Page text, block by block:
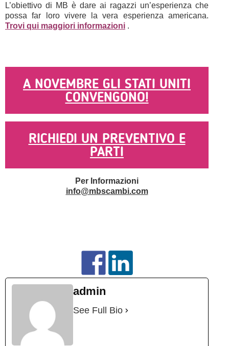
L’obiettivo di MB è dare ai ragazzi un’esperienza che
possa far loro vivere la vera esperienza americana.
Trovi qui maggiori informazioni .
A NOVEMBRE GLI STATI UNITI
CONVENGONO!
RICHIEDI UN PREVENTIVO E
PARTI
Per Informazioni
info@mbscambi.com
admin
See Full Bio